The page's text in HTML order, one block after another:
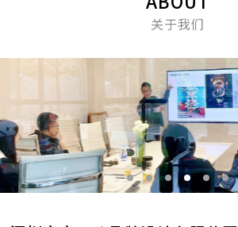
关于我们